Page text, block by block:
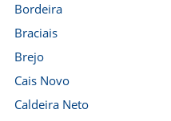
Bordeira
Braciais
Brejo
Cais Novo
Caldeira Neto